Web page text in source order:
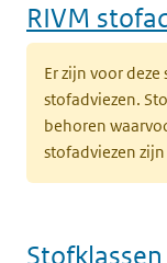
RIVM
Er zijn voor deze
stofadviezen.
behoren
stofadviezen